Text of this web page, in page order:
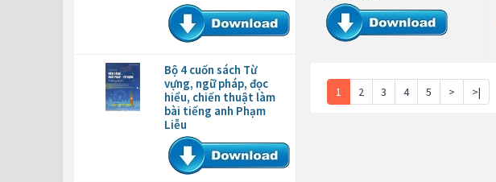
Bộ 4 cuốn sách Từ
vựng, ngữ pháp, đọc
hiểu, chiến thuật làm
bài tiếng anh Phạm
Liễu
1 2 3 4 5 > >|